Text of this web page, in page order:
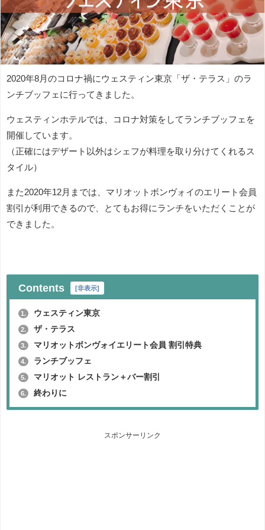
2020年8月のコロナ禍にウェスティン東京「ザ・テラス」のラ
ンチブッフェに行ってきました。
ウェスティンホテルでは、コロナ対策をしてランチブッフェを
開催しています。
（正確にはデザート以外はシェフが料理を取り分けてくれるス
タイル）
また2020年12月までは、マリオットボンヴォイのエリート会員
割引が利用できるので、とてもお得にランチをいただくことが
できました。
Contents [非表示]
1. ウェスティン東京
2. ザ・テラス
3. マリオットボンヴォイエリート会員 割引特典
4. ランチブッフェ
5. マリオット レストラン＋バー割引
6. 終わりに
スポンサーリンク